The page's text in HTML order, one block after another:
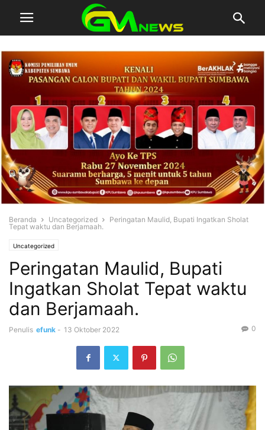
Beranda Uncategorized
Peringatan Maulid, Bupati Ingatkan Sholat
Tepat waktu dan Berjamaah.
Uncategorized
Peringatan Maulid, Bupati
Ingatkan Sholat Tepat waktu
dan Berjamaah.
Penulis efunk - 13 Oktober 2022 0